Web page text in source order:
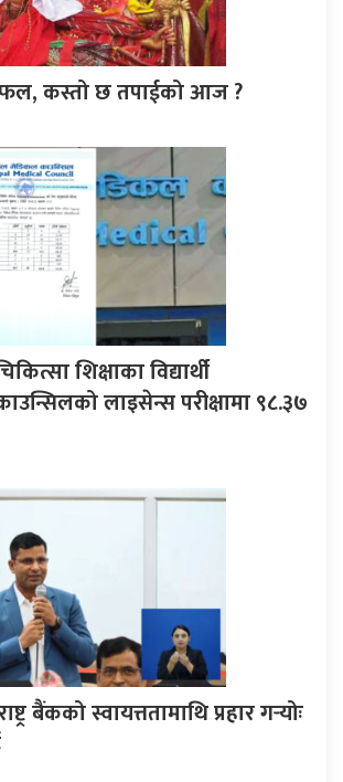
कस्तो छ तपाईको आज ?
शिक्षाका विद्यार्थी
लाइसेन्स परीक्षामा ९८.३७
बैंकको स्वायत्ततामाथि प्रहार गर्‍योः